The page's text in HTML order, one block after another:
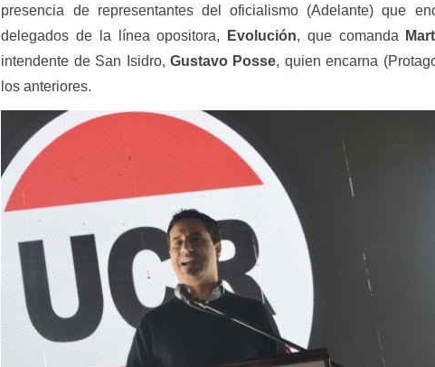
presencia de representantes del oficialismo (Adelante) que
delegados de la línea opositora,
Evolución, que comanda
intendente de San Isidro, Gustavo Posse, quien encarna
los anteriores.